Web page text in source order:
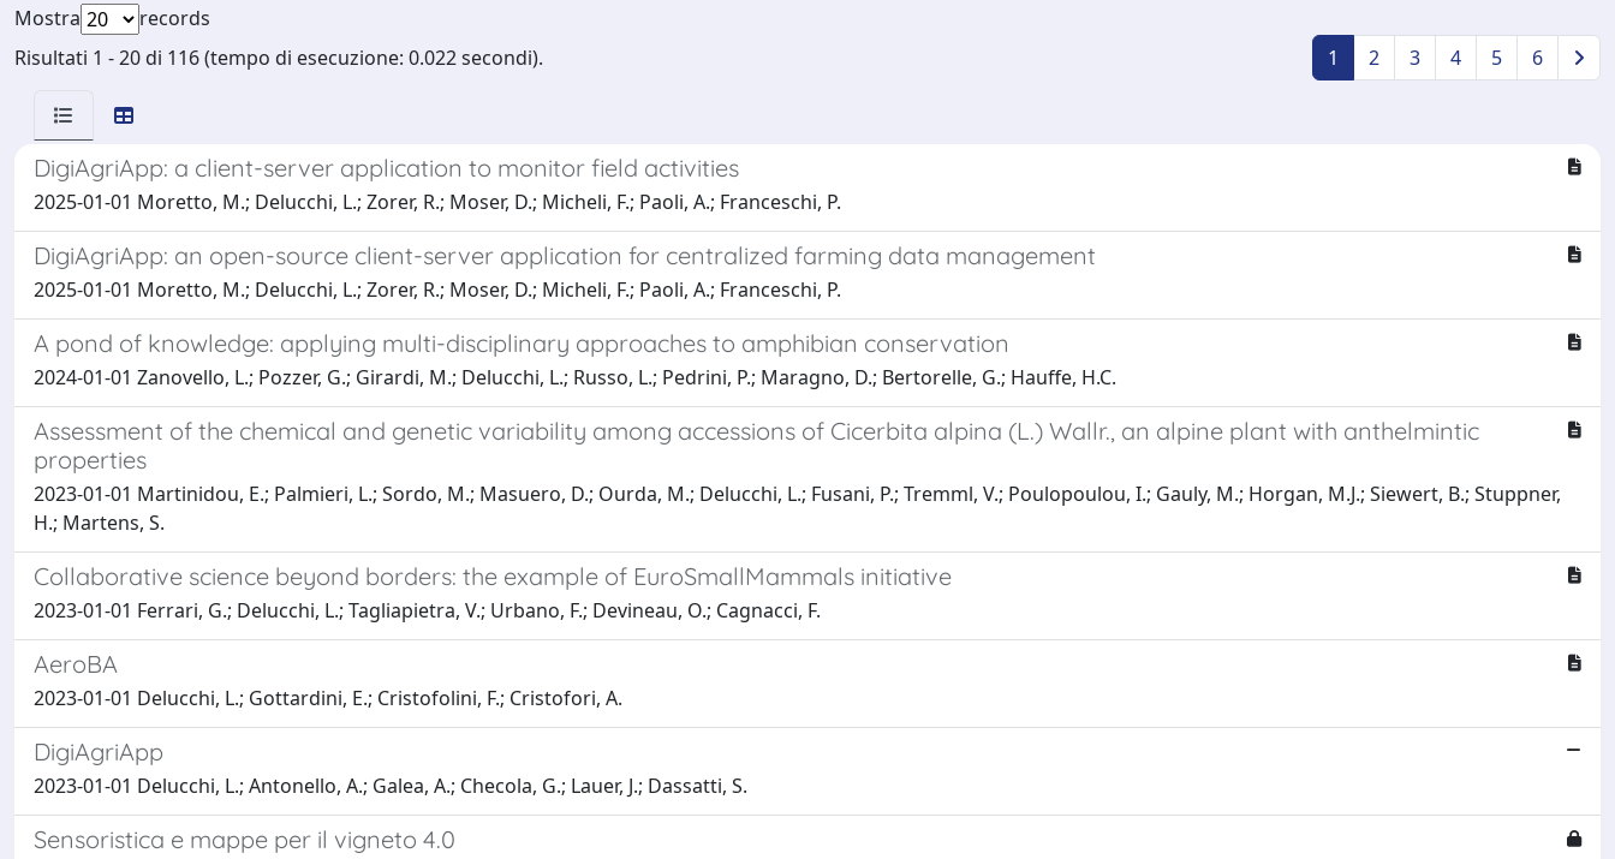
Mostra
records
Risultati 1 - 20 di 116 (tempo di esecuzione: 0.022 secondi).
1 2 3 4 5 6
DigiAgriApp: a client-server application to monitor field activities
2025-01-01 Moretto, M.; Delucchi, L.; Zorer, R.; Moser, D.; Micheli, F.; Paoli, A.; Franceschi, P.
DigiAgriApp: an open-source client-server application for centralized farming data management
2025-01-01 Moretto, M.; Delucchi, L.; Zorer, R.; Moser, D.; Micheli, F.; Paoli, A.; Franceschi, P.
A pond of knowledge: applying multi-disciplinary approaches to amphibian conservation
2024-01-01 Zanovello, L.; Pozzer, G.; Girardi, M.; Delucchi, L.; Russo, L.; Pedrini, P.; Maragno, D.; Bertorelle, G.; Hauffe, H.C.
Assessment of the chemical and genetic variability among accessions of Cicerbita alpina (L.) Wallr., an alpine plant with anthelmintic
properties
2023-01-01 Martinidou, E.; Palmieri, L.; Sordo, M.; Masuero, D.; Ourda, M.; Delucchi, L.; Fusani, P.; Tremml, V.; Poulopoulou, I.; Gauly, M.; Horgan, M.J.; Siewert, B.; Stuppner,
H.; Martens, S.
Collaborative science beyond borders: the example of EuroSmallMammals initiative
2023-01-01 Ferrari, G.; Delucchi, L.; Tagliapietra, V.; Urbano, F.; Devineau, O.; Cagnacci, F.
AeroBA
2023-01-01 Delucchi, L.; Gottardini, E.; Cristofolini, F.; Cristofori, A.
DigiAgriApp
2023-01-01 Delucchi, L.; Antonello, A.; Galea, A.; Checola, G.; Lauer, J.; Dassatti, S.
Sensoristica e mappe per il vigneto 4.0